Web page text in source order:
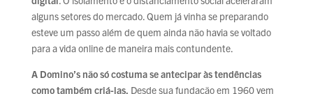
alguns setores do mercado. Quem já vinha se preparando
esteve um passo além de quem ainda não havia se voltado
para a vida online de maneira mais contundente.
A Domino’s não só costuma se antecipar às tendências
como também criá-las. Desde sua fundação em 1960 vem